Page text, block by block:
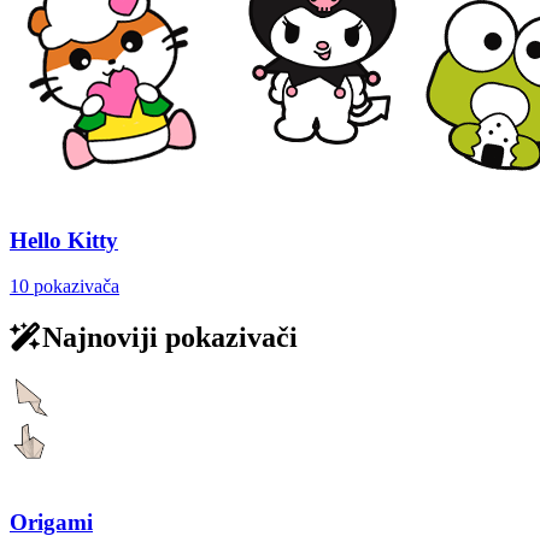
Hello Kitty
10 pokazivača
Najnoviji pokazivači
Origami